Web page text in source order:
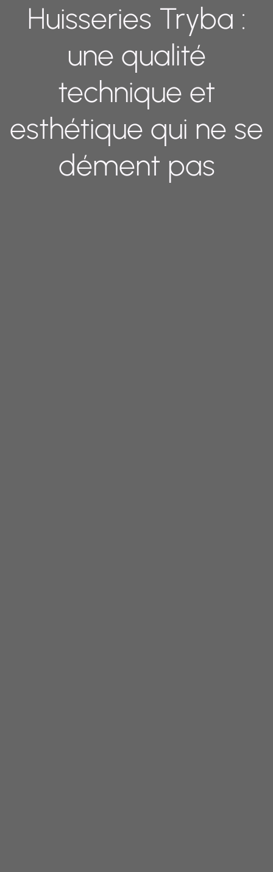
Huisseries Tryba :
une qualité
technique et
esthétique qui ne se
dément pas